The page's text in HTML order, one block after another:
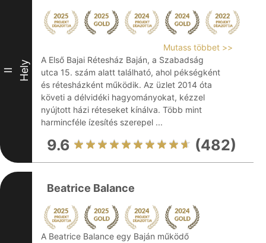
II Hely
Mutass többet >>
A Első Bajai Rétesház Baján, a Szabadság
utca 15. szám alatt található, ahol pékségként
és rétesházként működik. Az üzlet 2014 óta
követi a délvidéki hagyományokat, kézzel
nyújtott házi réteseket kínálva. Több mint
harmincféle ízesítés szerepel ...
9.6 (482)
Beatrice Balance
A Beatrice Balance egy Baján működő